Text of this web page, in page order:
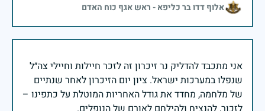
אלוף דדו בר כליפא - ראש אגף כוח האדם
אני מתכבד להדליק נר זיכרון זה לזכר חיילות וחיילי צה״ל
שנפלו במערכות ישראל. ציון יום הזיכרון לאחר שנתיים
של מלחמה, מחדד את גודל האחריות המוטלת על כתפינו –